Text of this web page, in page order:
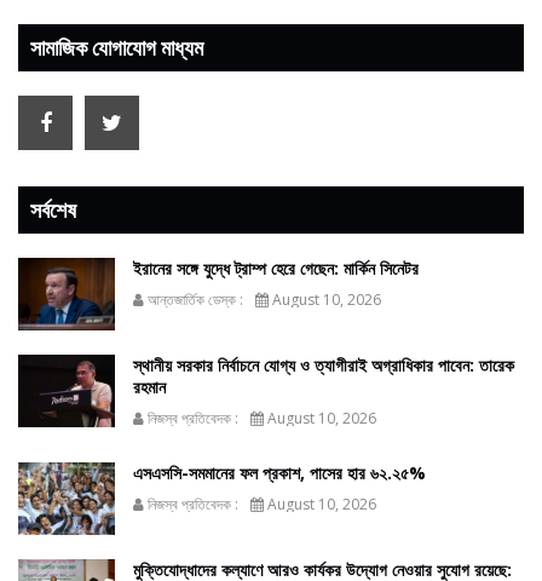
সামাজিক যোগাযোগ মাধ্যম
সর্বশেষ
ইরানের সঙ্গে যুদ্ধে ট্রাম্প হেরে গেছেন: মার্কিন সিনেটর
আন্তজার্তিক ডেস্ক : August 10, 2026
স্থানীয় সরকার নির্বাচনে যোগ্য ও ত্যাগীরাই অগ্রাধিকার পাবেন: তারেক
রহমান
নিজস্ব প্রতিবেদক : August 10, 2026
এসএসসি-সমমানের ফল প্রকাশ, পাসের হার ৬২.২৫%
নিজস্ব প্রতিবেদক : August 10, 2026
মুক্তিযোদ্ধাদের কল্যাণে আরও কার্যকর উদ্যোগ নেওয়ার সুযোগ রয়েছে: